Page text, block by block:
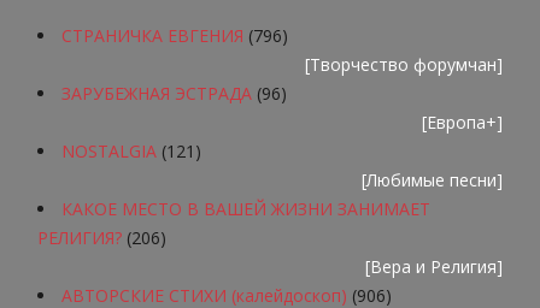
СТРАНИЧКА ЕВГЕНИЯ (796)
[Творчество форумчан]
ЗАРУБЕЖНАЯ ЭСТРАДА (96)
[Европа+]
NOSTALGIA (121)
[Любимые песни]
КАКОЕ МЕСТО В ВАШЕЙ ЖИЗНИ ЗАНИМАЕТ
РЕЛИГИЯ? (206)
[Вера и Религия]
АВТОРСКИЕ СТИХИ (калейдоскоп) (906)